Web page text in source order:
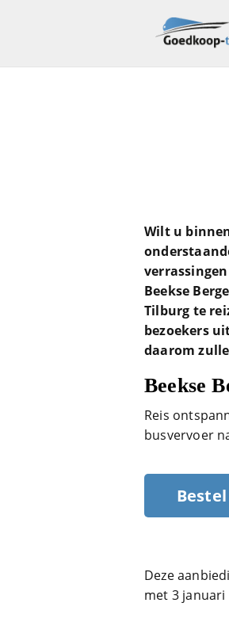
Wilt u
Beekse
Tilburg te
bezoekers
daarom
Beekse
Reis
busvervoer
Deze
met 3 januari